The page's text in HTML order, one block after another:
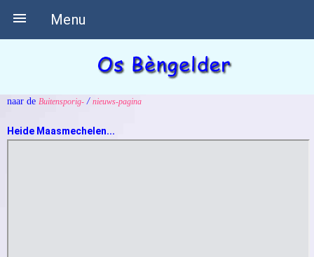
Menu

naar de Buitensporig- / nieuws-pagina
Heide Maasmechelen...